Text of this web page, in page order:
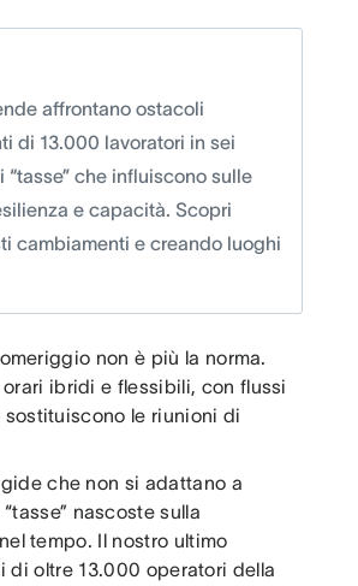
affrontano ostacoli
di 13.000 lavoratori in sei
che influiscono sulle
e capacità. Scopri
cambiamenti e creando luoghi
non è più la norma.
ibridi e flessibili, con flussi
le riunioni di
che non si adattano a
nascoste sulla
tempo. Il nostro ultimo
di oltre 13.000 operatori della